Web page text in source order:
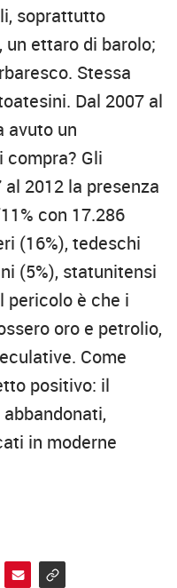
soprattutto
un ettaro di barolo;
Stessa
Dal 2007 al
avuto un
compra? Gli
2012 la presenza
con 17.286
(16%), tedeschi
(5%), statunitensi
pericolo è che i
oro e petrolio,
Come
positivo: il
in moderne